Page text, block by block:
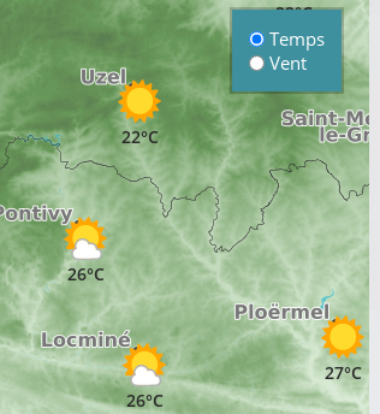
26°C
27°C
26°C
22°C
22°C
Temps
Vent